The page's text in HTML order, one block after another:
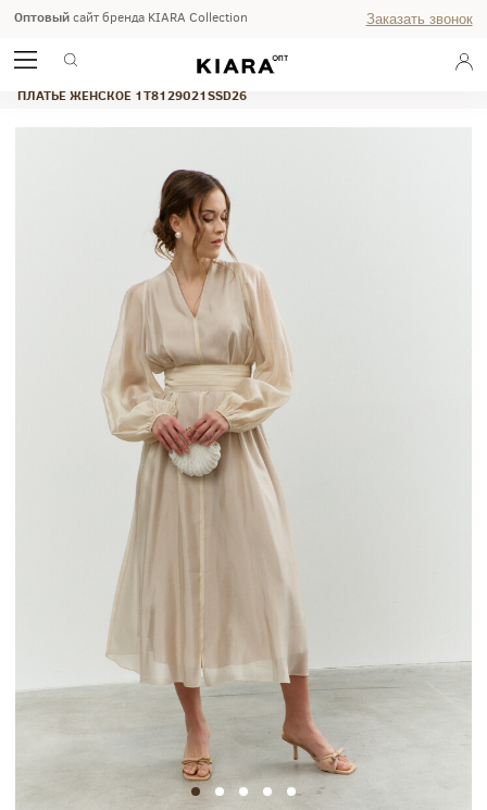
Оптовыйсайт бренда KIARA Collection Заказать звонок
ВЕСНА-ЛЕТО 2026
ПЛАТЬЕ ЖЕНСКОЕ 1T8129021SSD26